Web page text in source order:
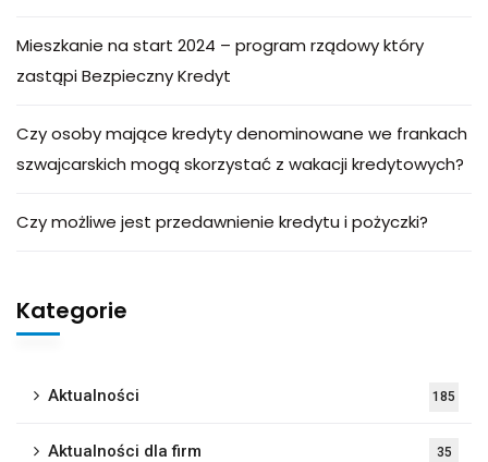
Mieszkanie na start 2024 – program rządowy który
zastąpi Bezpieczny Kredyt
Czy osoby mające kredyty denominowane we frankach
szwajcarskich mogą skorzystać z wakacji kredytowych?
Czy możliwe jest przedawnienie kredytu i pożyczki?
Kategorie
Aktualności 185
Aktualności dla firm 35